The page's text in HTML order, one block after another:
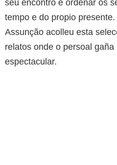
seu encontro e ordenar os
tempo e do propio
Assunção acolleu esta
relatos onde o persoal
espectacular.